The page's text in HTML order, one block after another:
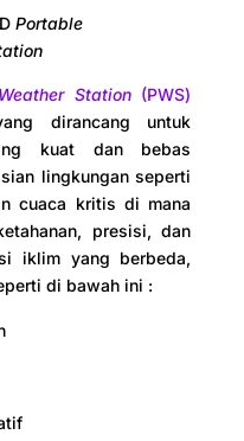
Portable
Station(PWS)
dirancang untuk
kuat dan bebas
lingkungan seperti
cuaca kritis di mana
presisi, dan
iklim yang berbeda,
di bawah ini :